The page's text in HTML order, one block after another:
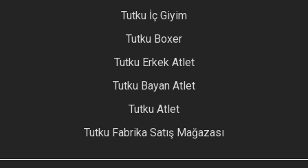
Tutku İç Giyim
Tutku Boxer
Tutku Erkek Atlet
Tutku Bayan Atlet
Tutku Atlet
Tutku Fabrika Satış Mağazası